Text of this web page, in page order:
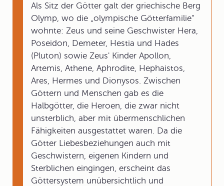
Als Sitz der Götter galt der griechische Berg
Olymp, wo die „olympische Götterfamilie“
wohnte: Zeus und seine Geschwister Hera,
Poseidon, Demeter, Hestia und Hades
(Pluton) sowie Zeus' Kinder Apollon,
Artemis, Athene, Aphrodite, Hephaistos,
Ares, Hermes und Dionysos. Zwischen
Göttern und Menschen gab es die
Halbgötter, die Heroen, die zwar nicht
unsterblich, aber mit übermenschlichen
Fähigkeiten ausgestattet waren. Da die
Götter Liebesbeziehungen auch mit
Geschwistern, eigenen Kindern und
Sterblichen eingingen, erscheint das
Göttersystem unübersichtlich und